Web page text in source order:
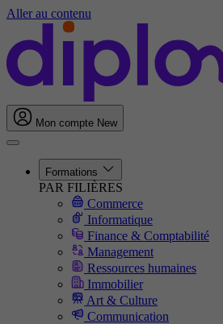
Aller au contenu
Mon compte New
Formations
PAR FILIÈRES
Commerce
Informatique
Finance & Comptabilité
Management
Ressources humaines
Immobilier
Art & Culture
Communication